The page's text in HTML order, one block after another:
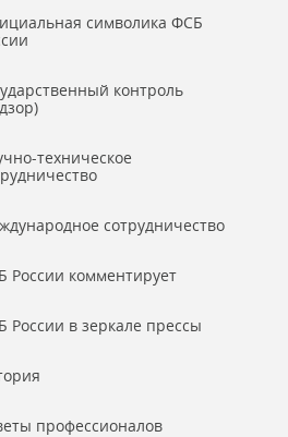
символика ФСБ
контроль
техническое
сотрудничество
России комментирует
России в зеркале прессы
профессионалов